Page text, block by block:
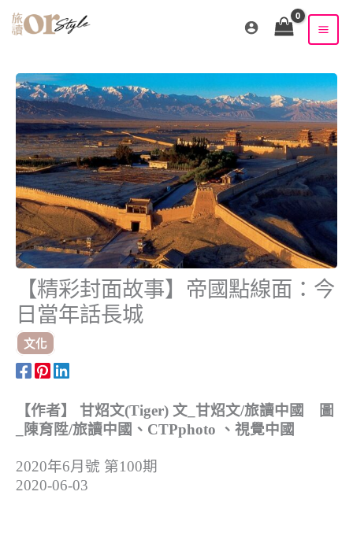
【精彩封面故事】帝國點線面：今
日當年話長城
文化
【作者】 甘炤文(Tiger) 文_甘炤文/旅讀中國 圖
_陳育陞/旅讀中國、CTPphoto 、視覺中國
2020年6月號 第100期
2020-06-03